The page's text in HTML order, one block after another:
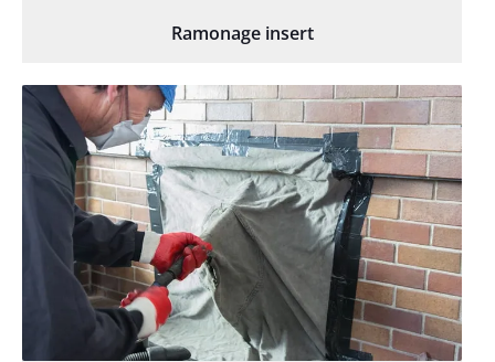
Ramonage insert